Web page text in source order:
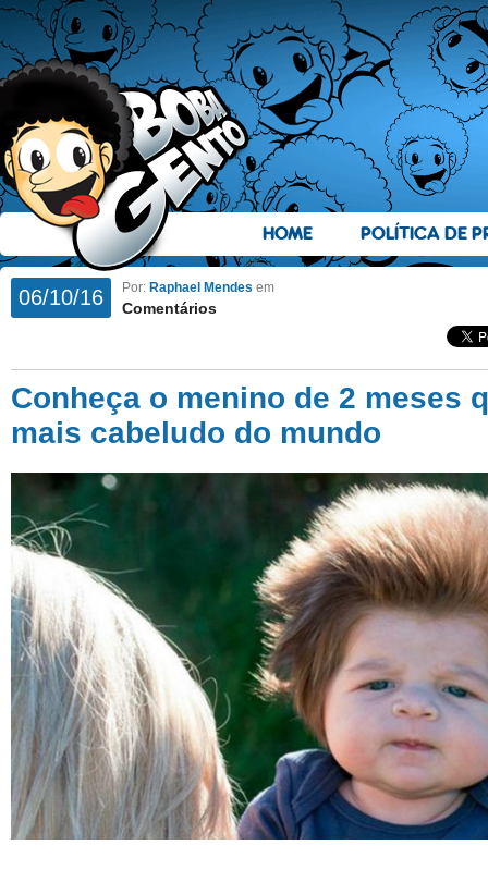
HOME POLÍTICA DE
06/10/16 Por: Raphael Mendes em
Comentários
Conheça o menino de 2 meses
mais cabeludo do mundo